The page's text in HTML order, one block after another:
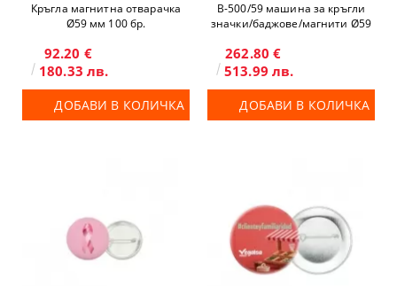
Кръгла магнитна отварачка
Ø59 мм 100 бр.
92.20 €
180.33 лв.
ДОБАВИ В КОЛИЧКА
B-500/59 машина за кръгли
значки/баджове/магнити Ø59
262.80 €
513.99 лв.
ДОБАВИ В КОЛИЧКА